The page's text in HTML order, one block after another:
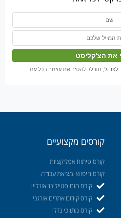
לצד ג', תוכל/י להסיר את עצמך בכל עת.
קורסים מקצועיים
קורס פיתוח אפליקציות
קורס חיפוש ומציאת עבודה
קורס הום סטיילינג אונליין
קורס קידום אתרים אורגני
קורס מתווכי נדלן